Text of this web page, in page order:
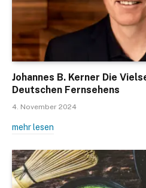
Johannes B. Kerner Die
Deutschen Fernsehens
4. November 2024
mehr lesen